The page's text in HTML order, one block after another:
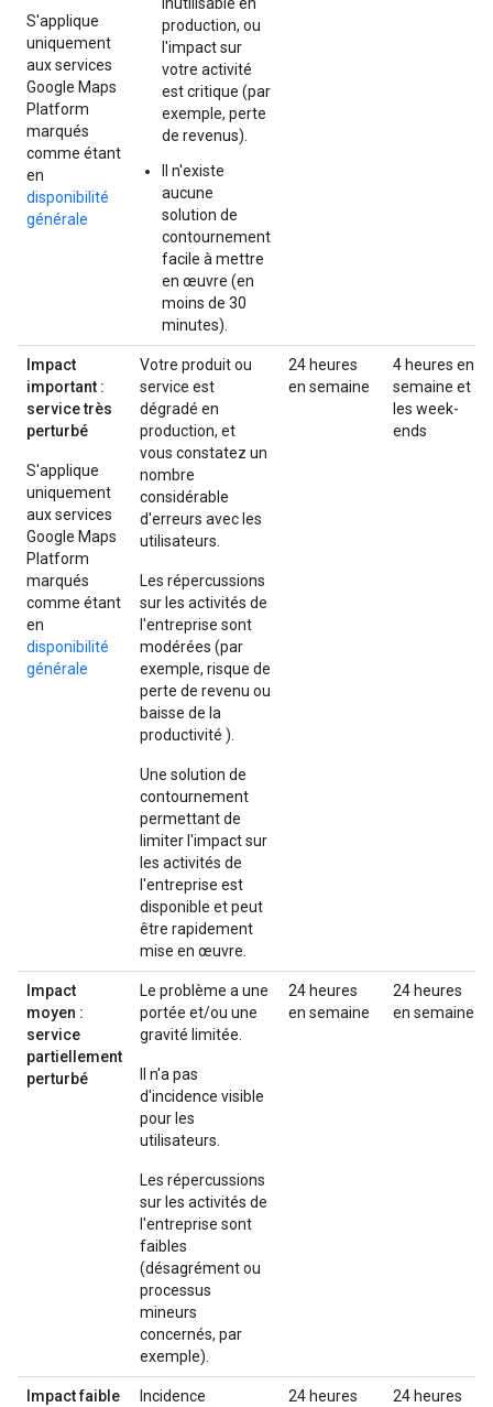
S'applique
uniquement
aux services
Google Maps
Platform
marqués
comme étant
en
disponibilité
générale
production, ou
l'impact sur
votre activité
est critique (par
exemple, perte
de revenus).
Il n'existe
aucune
solution de
contournement
facile à mettre
en œuvre (en
moins de 30
minutes).
Impact
important :
service très
perturbé
S'applique
uniquement
aux services
Google Maps
Platform
marqués
comme étant
en
disponibilité
générale
Votre produit ou
service est
dégradé en
production, et
vous constatez un
nombre
considérable
d'erreurs avec les
utilisateurs.
Les répercussions
sur les activités de
l'entreprise sont
modérées (par
exemple, risque de
perte de revenu ou
baisse de la
productivité ).
Une solution de
contournement
permettant de
limiter l'impact sur
les activités de
l'entreprise est
disponible et peut
être rapidement
mise en œuvre.
24 heures
en semaine
4 heures en
semaine et
les week-
ends
Impact
moyen :
service
partiellement
perturbé
Le problème a une
portée et/ou une
gravité limitée.
Il n'a pas
d'incidence visible
pour les
utilisateurs.
Les répercussions
sur les activités de
l'entreprise sont
faibles
(désagrément ou
processus
mineurs
concernés, par
exemple).
24 heures
en semaine
24 heures
en semaine
Impact faible
Incidence
24 heures
24 heures